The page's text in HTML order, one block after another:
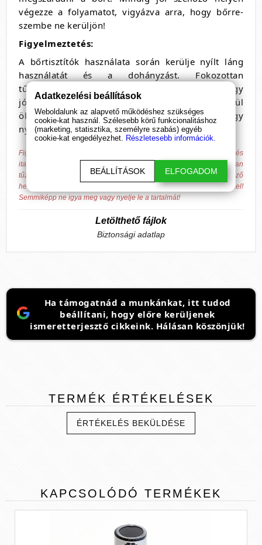
végezze a folyamatot, vigyázva arra, hogy bőrre-
szembe ne kerüljön!
Figyelmeztetés:
A bőrtisztítók használata során kerülje nyílt láng
használatát és a dohányzást. Fokozottan
tűzveszélyes folyadék! Kizárólag külterületen vagy
jól szellőző helyiségben használja. Ha szembe kerül
öblítse ki bő vízzel! Semmiképp ne igya meg vagy
nyelje le a tartalmát!
Figyelem! A Rush folyadékok használata során kerülje az ételek és
italok fogyasztását, nyílt láng használatát és a dohányzást. Fokozottan
tűzveszélyes folyadék! Kizárólag külterületen vagy jól szellőző
helyiségben használja. Ha szembe kerül öblítse ki bő vízzel!
Semmiképp ne igya meg vagy nyelje le a tartalmát!
Letölthető fájlok
Biztonsági adatlap
Ha támogatnád a munkánkat, itt tudod
beállítani, hogy előre kerüljenek
ismeretterjesztő cikkeink. Hálásan köszönjük!
TERMÉK ÉRTÉKELÉSEK
ÉRTÉKELÉS BEKÜLDÉSE
KAPCSOLÓDÓ TERMÉKEK
Adatkezelési beállítások
Weboldalunk az alapvető működéshez szükséges
cookie-kat használ. Szélesebb körű funkcionalitáshoz
(marketing, statisztika, személyre szabás) egyéb
cookie-kat engedélyezhet. Részletesebb információk.
BEÁLLÍTÁSOK ELFOGADOM